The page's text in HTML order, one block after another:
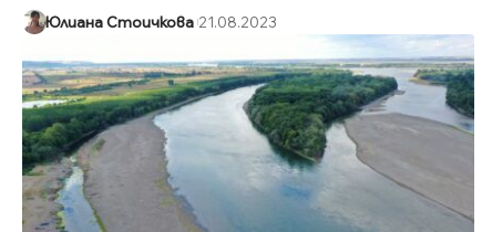
Юлиана Стоичкова 21.08.2023